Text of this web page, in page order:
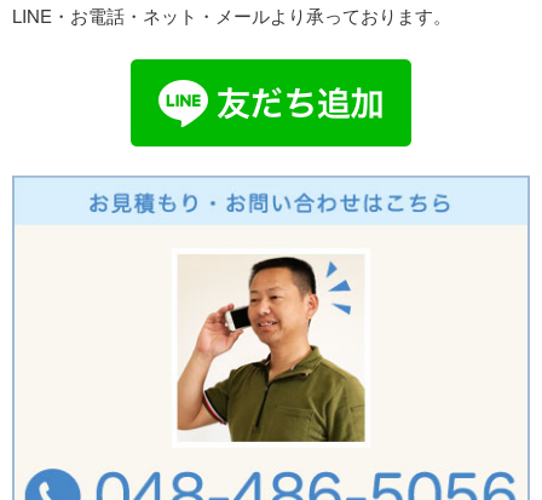
LINE・お電話・ネット・メールより承っております。